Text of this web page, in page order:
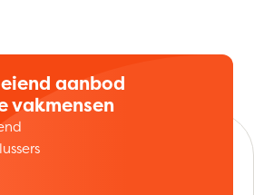
aanbod
vakmensen